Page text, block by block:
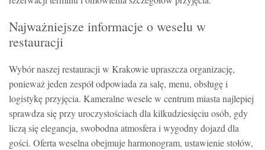
Najważniejsze informacje o weselu w
restauracji
Wybór naszej restauracji w Krakowie upraszcza organizację,
ponieważ jeden zespół odpowiada za salę, menu, obsługę i
logistykę przyjęcia. Kameralne wesele w centrum miasta najlepiej
sprawdza się przy uroczystościach dla kilkudziesięciu osób, gdy
liczą się elegancja, swobodna atmosfera i wygodny dojazd dla
gości. Oferta weselna obejmuje harmonogram, ustawienie stołów,